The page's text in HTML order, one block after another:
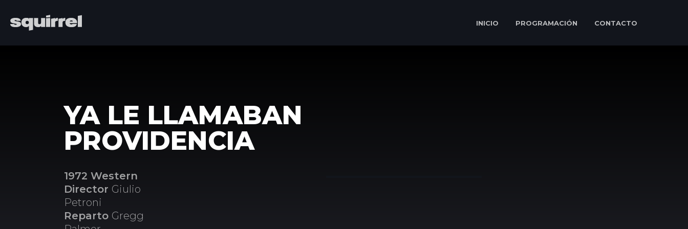
INICIO PROGRAMACIÓN CONTACTO
YA LE LLAMABAN
PROVIDENCIA
1972 Western
Director Giulio
Petroni
Reparto Gregg